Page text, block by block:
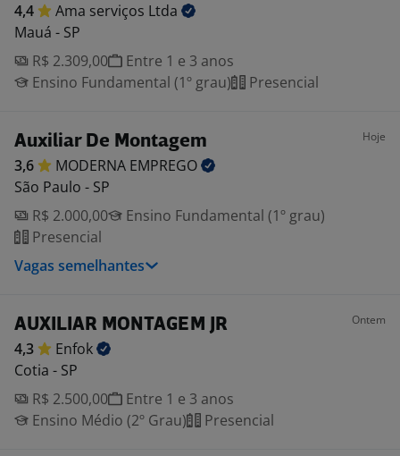
4,4 Ama serviços Ltda
Mauá - SP
R$ 2.309,00
Entre 1 e 3 anos
Ensino Fundamental (1º grau)
Presencial
Auxiliar De Montagem Hoje
3,6 MODERNA EMPREGO
São Paulo - SP
R$ 2.000,00
Ensino Fundamental (1º grau)
Presencial
Vagas semelhantes
AUXILIAR MONTAGEM JR Ontem
4,3
Enfok
Cotia - SP
R$ 2.500,00
Entre 1 e 3 anos
Ensino Médio (2º Grau)
Presencial